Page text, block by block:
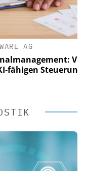
AG
Von
Steuerung